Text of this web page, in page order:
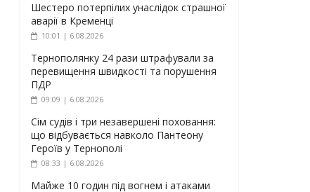
Шестеро потерпілих унаслідок страшної
аварії в Кременці
10:01 | 6.08.2026
Тернополянку 24 рази штрафували за
перевищення швидкості та порушення
ПДР
09:09 | 6.08.2026
Сім судів і три незавершені поховання:
що відбувається навколо Пантеону
Героїв у Тернополі
08:33 | 6.08.2026
Майже 10 годин під вогнем і атаками